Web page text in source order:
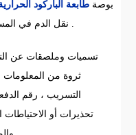
id4s 4 بوصة طابعة الباركود
نقل الدم في المستشفى بسبب الأداء الممتاز والموثوقية .
تسميات وملصقات عن
ثروة من
التسريب ، رقم
تحذيرات أو